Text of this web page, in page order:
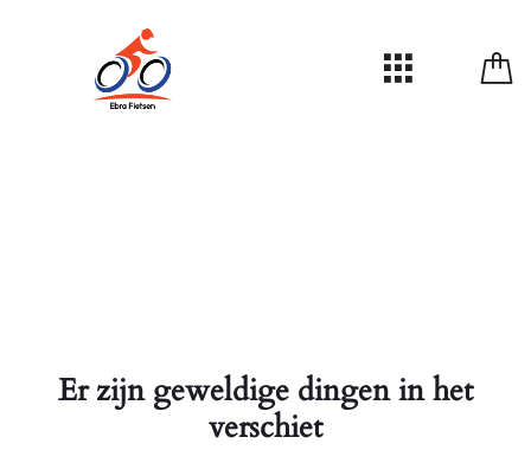
Er zijn geweldige dingen in het
verschiet